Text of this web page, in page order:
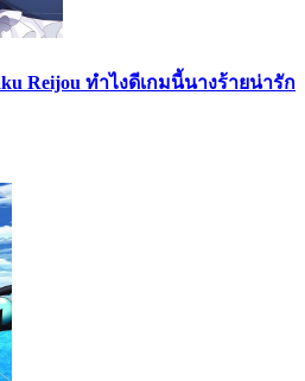
Reijou ทำไงดีเกมนี้นางร้ายน่ารัก